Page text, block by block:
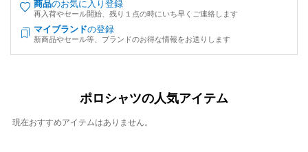
商品のお気に入り登録
再入荷やセール開始、残り１点の時にいち早くご連絡します
マイブランドの登録
新商品やセール等、ブランドのお得な情報をお送りします
ポロシャツの人気アイテム
現在おすすめアイテムはありません。